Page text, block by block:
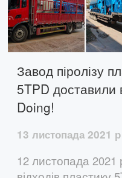
Завод піролізу
5TPD доставили
Doing!
13 листопада 2021 р
12 листопада 2021